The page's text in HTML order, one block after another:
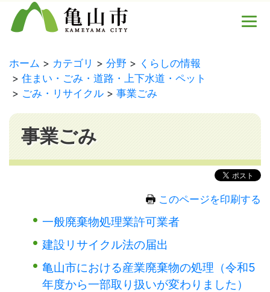
ホーム カテゴリ 分野
くらしの情報
住まい・ごみ・道路・上下水道・ペット
ごみ・リサイクル
事業ごみ
事業ごみ
このページを印刷する
一般廃棄物処理業許可業者
建設リサイクル法の届出
亀山市における産業廃棄物の処理（令和5
年度から一部取り扱いが変わりました）